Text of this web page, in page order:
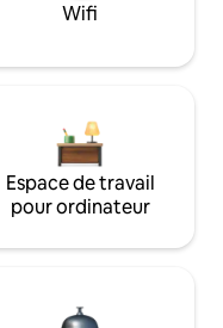
Wifi
Espace de travail
pour ordinateur